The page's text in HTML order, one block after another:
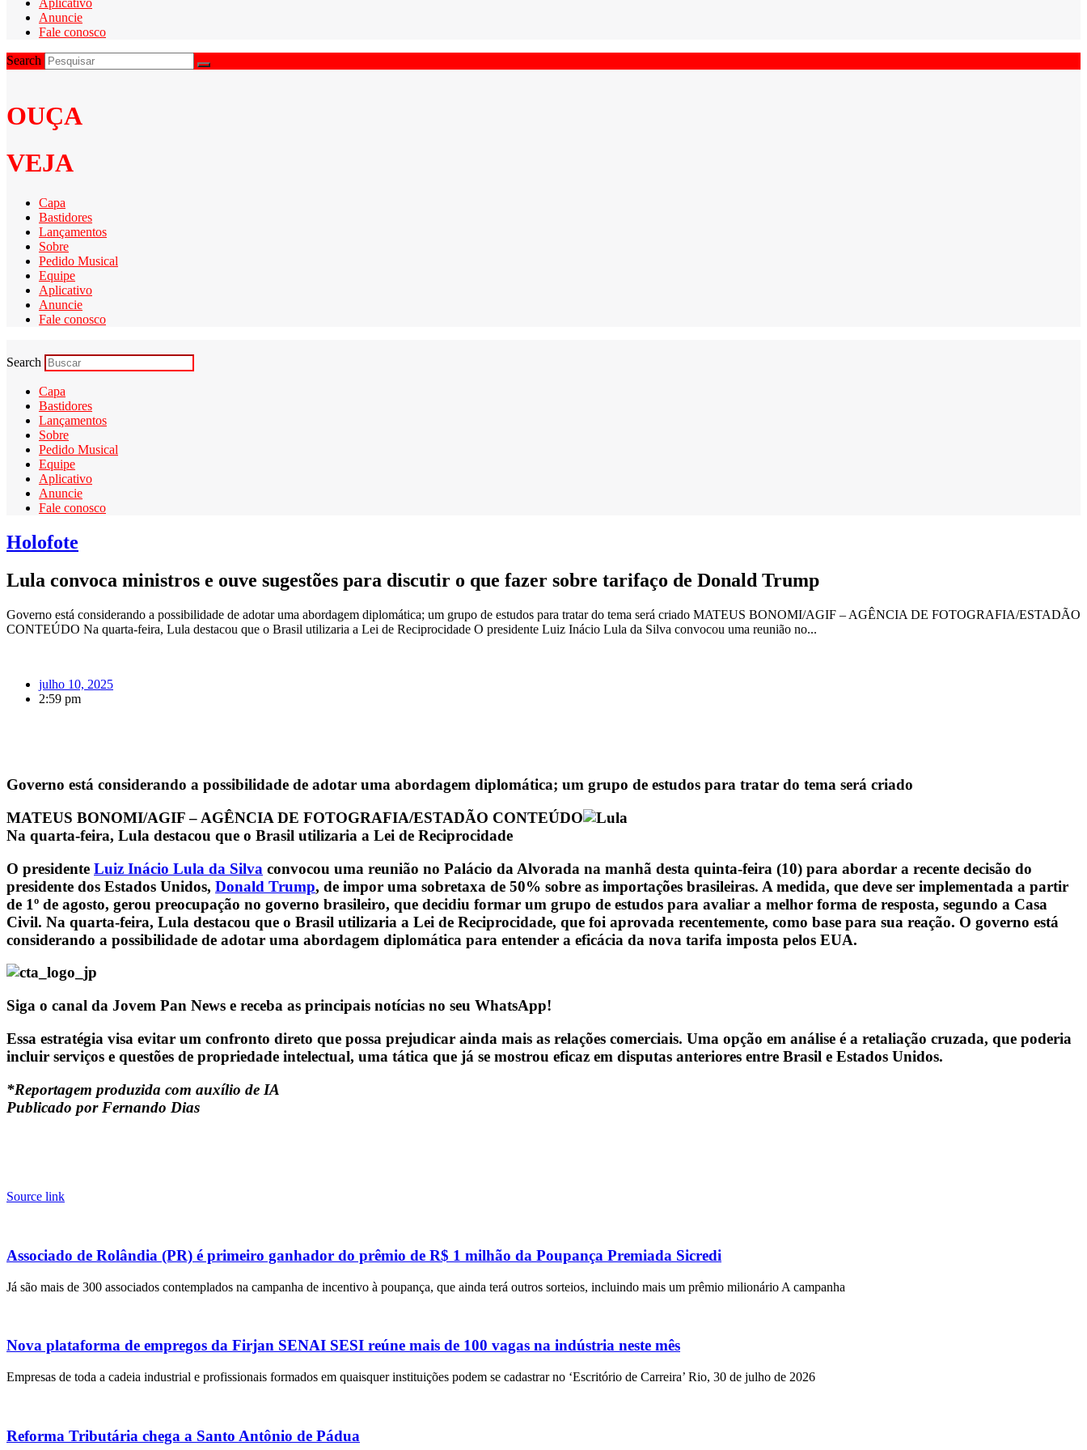
Anuncie
Fale conosco
Search
OUÇA
VEJA
Capa
Bastidores
Lançamentos
Sobre
Pedido Musical
Equipe
Aplicativo
Anuncie
Fale conosco
Search
Capa
Bastidores
Lançamentos
Sobre
Pedido Musical
Equipe
Aplicativo
Anuncie
Fale conosco
Holofote
Lula convoca ministros e ouve sugestões para discutir o que fazer sobre tarifaço de Donald Trump
Governo está considerando a possibilidade de adotar uma abordagem diplomática; um grupo de estudos para tratar do tema será criado MATEUS BONOMI/AGIF – AGÊNCIA DE FOTOGRAFIA/ESTADÃO
CONTEÚDO Na quarta-feira, Lula destacou que o Brasil utilizaria a Lei de Reciprocidade O presidente Luiz Inácio Lula da Silva convocou uma reunião no...
julho 10, 2025
2:59 pm
Governo está considerando a possibilidade de adotar uma abordagem diplomática; um grupo de estudos para tratar do tema será criado
MATEUS BONOMI/AGIF – AGÊNCIA DE FOTOGRAFIA/ESTADÃO CONTEÚDO
Na quarta-feira, Lula destacou que o Brasil utilizaria a Lei de Reciprocidade
O presidente Luiz Inácio Lula da Silva convocou uma reunião no Palácio da Alvorada na manhã desta quinta-feira (10) para abordar a recente decisão do
presidente dos Estados Unidos, Donald Trump, de impor uma sobretaxa de 50% sobre as importações brasileiras. A medida, que deve ser implementada a partir
de 1º de agosto, gerou preocupação no governo brasileiro, que decidiu formar um grupo de estudos para avaliar a melhor forma de resposta, segundo a Casa
Civil. Na quarta-feira, Lula destacou que o Brasil utilizaria a Lei de Reciprocidade, que foi aprovada recentemente, como base para sua reação. O governo está
considerando a possibilidade de adotar uma abordagem diplomática para entender a eficácia da nova tarifa imposta pelos EUA.
Siga o canal da Jovem Pan News e receba as principais notícias no seu WhatsApp!
Essa estratégia visa evitar um confronto direto que possa prejudicar ainda mais as relações comerciais. Uma opção em análise é a retaliação cruzada, que poderia
incluir serviços e questões de propriedade intelectual, uma tática que já se mostrou eficaz em disputas anteriores entre Brasil e Estados Unidos.
*Reportagem produzida com auxílio de IA
Publicado por Fernando Dias
Source link
Associado de Rolândia (PR) é primeiro ganhador do prêmio de R$ 1 milhão da Poupança Premiada Sicredi
Já são mais de 300 associados contemplados na campanha de incentivo à poupança, que ainda terá outros sorteios, incluindo mais um prêmio milionário A campanha
Nova plataforma de empregos da Firjan SENAI SESI reúne mais de 100 vagas na indústria neste mês
Empresas de toda a cadeia industrial e profissionais formados em quaisquer instituições podem se cadastrar no ‘Escritório de Carreira’ Rio, 30 de julho de 2026
Reforma Tributária chega a Santo Antônio de Pádua